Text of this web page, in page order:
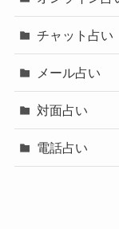
チャット占い
メール占い
対面占い
電話占い